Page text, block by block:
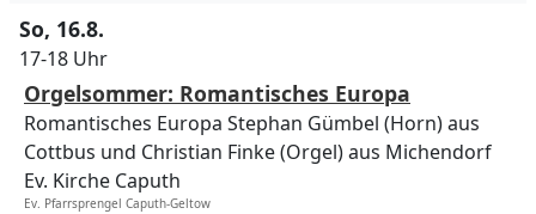
So, 16.8.
17-18 Uhr
Orgelsommer: Romantisches Europa
Romantisches Europa Stephan Gümbel (Horn) aus
Cottbus und Christian Finke (Orgel) aus Michendorf
Ev. Kirche Caputh
Ev. Pfarrsprengel Caputh-Geltow